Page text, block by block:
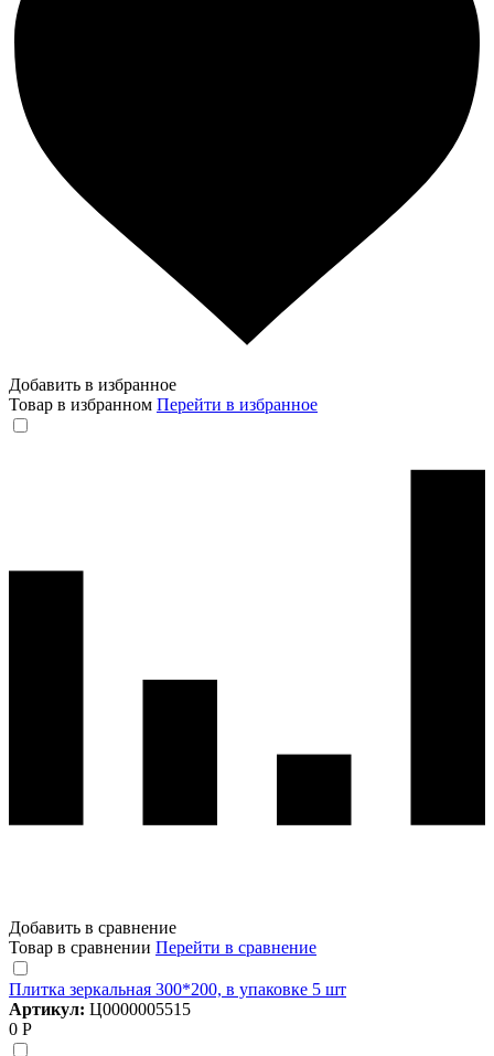
Добавить в избранное
Товар в избранном Перейти в избранное
Добавить в сравнение
Товар в сравнении Перейти в сравнение
Плитка зеркальная 300*200, в упаковке 5 шт
Артикул: Ц0000005515
0 Р